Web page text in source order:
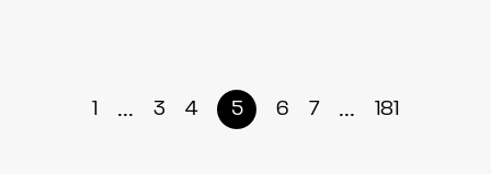
1 ... 3 4 5 6 7 ... 181